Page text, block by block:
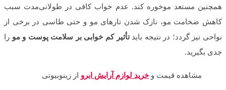
همچنین مستعد موخوره کند. عدم خواب کافی در طولانی‌مدت سبب
کاهش ضخامت مو، نازک شدن تارهای مو و حتی طاسی در برخی از
نواحی نیز گردد؛ در نتیجه بایدتأثیر کم خوابی بر سلامت پوست و مو را
جدی بگیرید.
مشاهده قیمت و خرید لوازم آرایش ابرو از زینوبیوتی